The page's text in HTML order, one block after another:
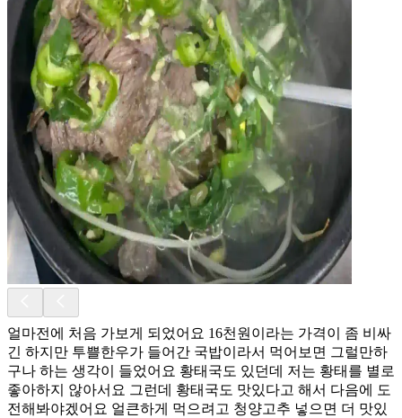
얼마전에 처음 가보게 되었어요 16천원이라는 가격이 좀 비싸
긴 하지만 투쁠한우가 들어간 국밥이라서 먹어보면 그럴만하
구나 하는 생각이 들었어요 황태국도 있던데 저는 황태를 별로
좋아하지 않아서요 그런데 황태국도 맛있다고 해서 다음에 도
전해봐야겠어요 얼큰하게 먹으려고 청양고추 넣으면 더 맛있